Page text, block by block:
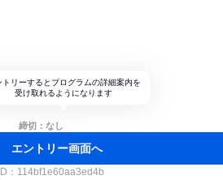
トリーするとプログラムの詳細案内を
受け取れるようになります
締切：なし
エントリー画面へ
： 114bf1e60aa3ed4b